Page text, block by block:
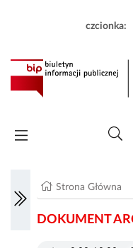
czcionka:
Strona Główna
DOKUMENT